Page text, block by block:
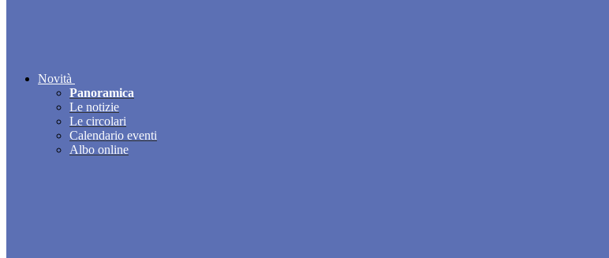
Novità
Panoramica
Le notizie
Le circolari
Calendario eventi
Albo online